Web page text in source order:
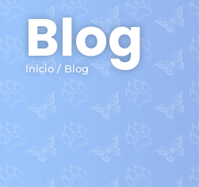
Blog
Inicio / Blog